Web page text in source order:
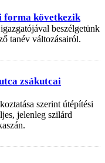
forma következik
beszélgetünk
tanév változásairól.
zsákutcai
szerint útépítési
jelenleg szilárd